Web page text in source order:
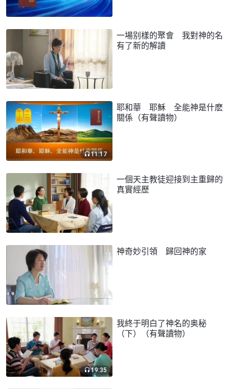
一場别樣的聚會 我對神的名
有了新的解讀
11:17
耶和華 耶穌 全能神是什麽
關係（有聲讀物）
一個天主教徒迎接到主重歸的
真實經歷
神奇妙引領 歸回神的家
19:35
我終于明白了神名的奥秘
（下）（有聲讀物）